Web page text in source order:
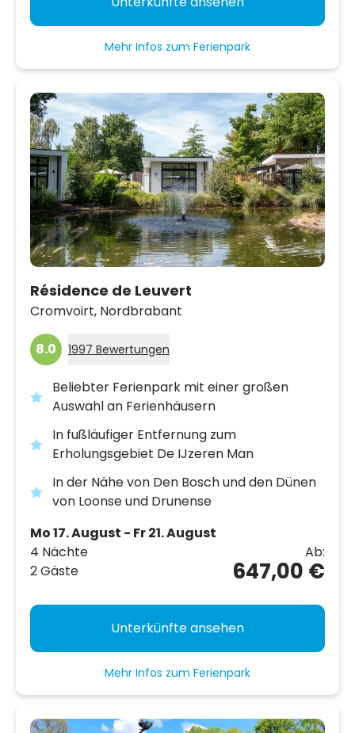
Mehr Infos zum Ferienpark
Résidence de Leuvert
Cromvoirt, Nordbrabant
8.0 1997 Bewertungen
Beliebter Ferienpark mit einer großen
Auswahl an Ferienhäusern
In fußläufiger Entfernung zum
Erholungsgebiet De IJzeren Man
In der Nähe von Den Bosch und den Dünen
von Loonse und Drunense
Mo 17. August - Fr 21. August
4 Nächte
2 Gäste
Ab:
647,00 €
Unterkünfte ansehen
Mehr Infos zum Ferienpark